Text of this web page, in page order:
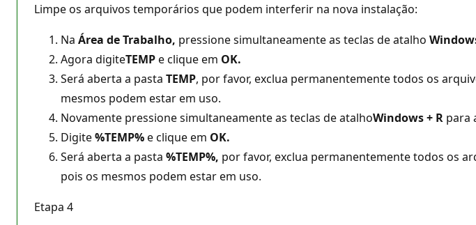
Limpe os arquivos temporários que podem interferir na nova instalação:
Na Área de Trabalho, pressione simultaneamente as teclas de atalho
Agora digiteTEMPe clique em OK.
Será aberta a pasta TEMP, por favor, exclua permanentemente todos os
mesmos podem estar em uso.
Novamente pressione simultaneamente as teclas de atalhoWindows + R para
Digite%TEMP%e clique em OK.
Será aberta a pasta %TEMP%, por favor, exclua permanentemente todos os
pois os mesmos podem estar em uso.
Etapa 4